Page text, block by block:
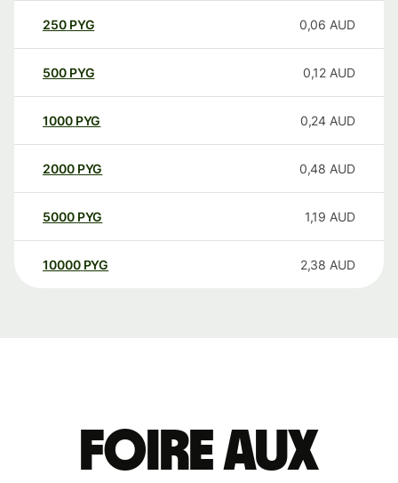
250 PYG 0,06 AUD
500 PYG 0,12 AUD
1000 PYG 0,24 AUD
2000 PYG 0,48 AUD
5000 PYG 1,19 AUD
10000 PYG 2,38 AUD
Foire aux